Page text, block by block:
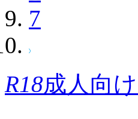
7
R18成人向